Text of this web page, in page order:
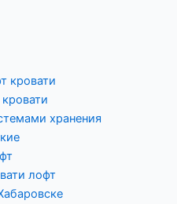
кровати
хранения
лофт